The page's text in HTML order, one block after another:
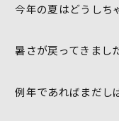
今年の夏はどうしち
暑さが戻ってきまし
例年であればまだし